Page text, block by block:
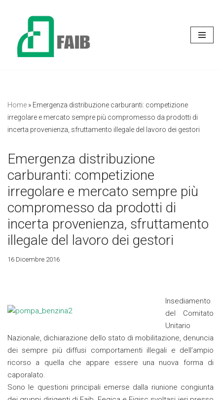
contenuto
Home » Emergenza distribuzione carburanti: competizione
irregolare e mercato sempre più compromesso da prodotti di
incerta provenienza, sfruttamento illegale del lavoro dei gestori
Emergenza distribuzione
carburanti: competizione
irregolare e mercato sempre più
compromesso da prodotti di
incerta provenienza, sfruttamento
illegale del lavoro dei gestori
16 Dicembre 2016
Insediamento
del Comitato
Unitario
Nazionale, dichiarazione dello stato di mobilitazione, denuncia
dei sempre più diffusi comportamenti illegali e dell’ampio
ricorso a quella che appare essere una nuova forma di
caporalato.
Sono le questioni principali emerse dalla riunione congiunta